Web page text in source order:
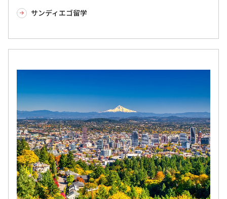
サンディエゴ留学